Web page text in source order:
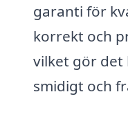
garanti för
korrekt och
vilket gör
smidigt och